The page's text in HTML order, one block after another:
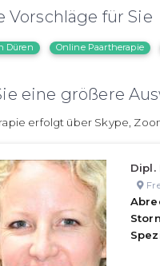
Vorschläge für Sie
Düren Online Paartherapie
eine größere
erfolgt über Skype,
Dipl.